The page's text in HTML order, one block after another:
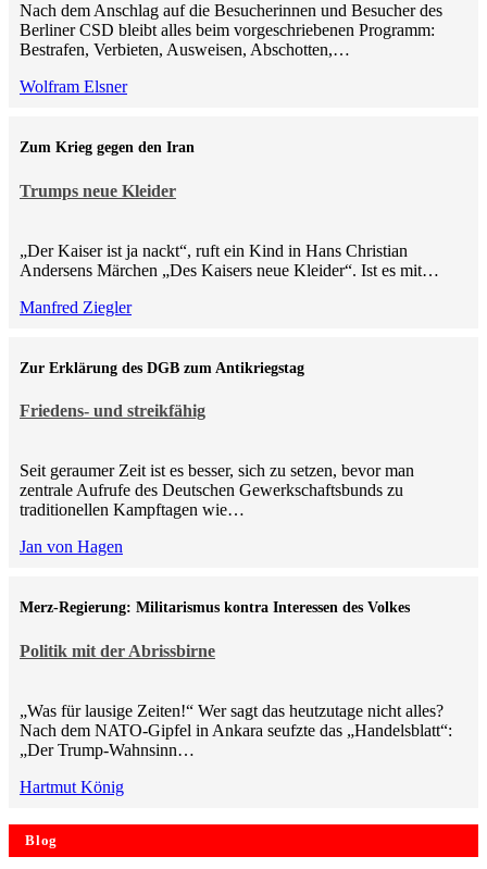
Nach dem Anschlag auf die Besucherinnen und Besucher des
Berliner CSD bleibt alles beim vorgeschriebenen Programm:
Bestrafen, Verbieten, Ausweisen, Abschotten,…
Wolfram Elsner
Trumps neue Kleider
Zum Krieg gegen den Iran
„Der Kaiser ist ja nackt“, ruft ein Kind in Hans Christian
Andersens Märchen „Des Kaisers neue Kleider“. Ist es mit…
Manfred Ziegler
Friedens- und streikfähig
Zur Erklärung des DGB zum Antikriegstag
Seit geraumer Zeit ist es besser, sich zu setzen, bevor man
zentrale Aufrufe des Deutschen Gewerkschaftsbunds zu
traditionellen Kampftagen wie…
Jan von Hagen
Politik mit der Abrissbirne
Merz-Regierung: Militarismus kontra Inte­ressen des Volkes
„Was für lausige Zeiten!“ Wer sagt das heutzutage nicht alles?
Nach dem NATO-Gipfel in Ankara seufzte das „Handelsblatt“:
„Der Trump-Wahnsinn…
Hartmut König
Blog